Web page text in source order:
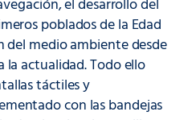
el desarrollo del
poblados de la Edad
del medio ambiente desde
la actualidad. Todo ello
táctiles y
con las bandejas